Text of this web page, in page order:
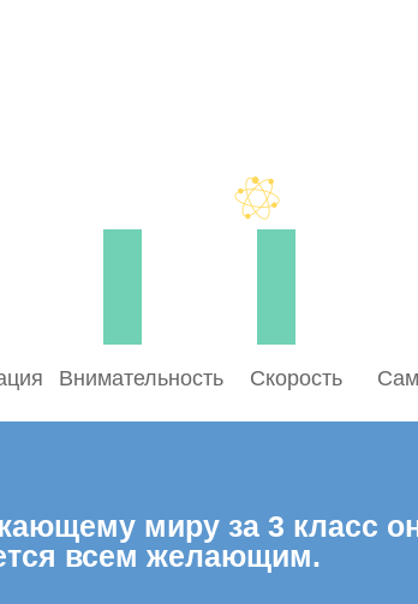
Внимательность Скорость
миру за 3 класс
всем желающим.